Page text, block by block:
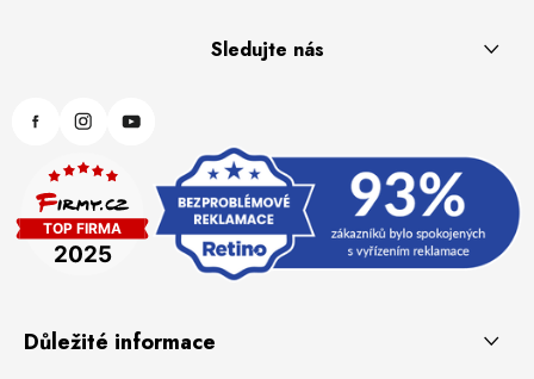
Sledujte nás
Důležité informace